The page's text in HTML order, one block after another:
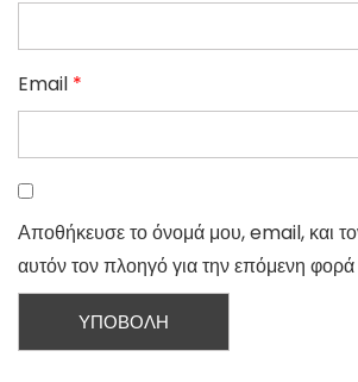
Email *
Αποθήκευσε το όνομά μου, email, και
αυτόν τον πλοηγό για την επόμενη